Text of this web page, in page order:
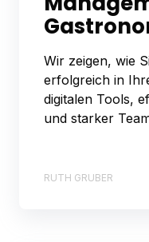
Wir zeigen, wie
erfolgreich in
digitalen Tools,
und starker
RUTH GRUBER